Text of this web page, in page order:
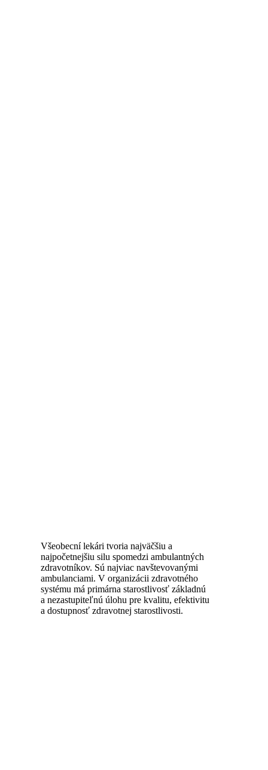
Všeobecní lekári tvoria najväčšiu a
najpočetnejšiu silu spomedzi ambulantných
zdravotníkov. Sú najviac navštevovanými
ambulanciami. V organizácii zdravotného
systému má primárna starostlivosť základnú
a nezastupiteľnú úlohu pre kvalitu, efektivitu
a dostupnosť zdravotnej starostlivosti.